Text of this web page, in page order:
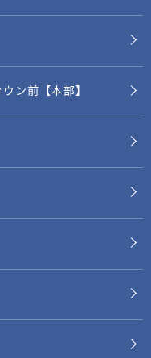
ン前【本部】